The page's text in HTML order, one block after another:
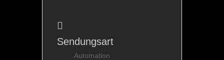
Sendungsart
Automation